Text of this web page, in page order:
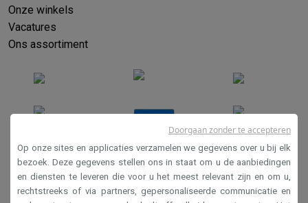
Onze winkels
Vacatures
Ons assortiment
Verkoopsvoorwaarden
Op onze sites en applicaties verzamelen we gegevens over u bij elk
bezoek. Deze gegevens stellen ons in staat om u de aanbiedingen
en diensten te leveren die voor u het meest relevant zijn en om u,
rechtstreeks of via partners, gepersonaliseerde communicatie en
Doorgaan zonder te accepteren